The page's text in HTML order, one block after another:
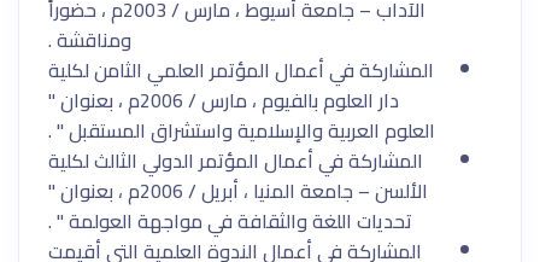
الآداب – جامعة أسيوط ، مارس / 2003م ، حضوراً
ومناقشة .
المشاركة في أعمال المؤتمر العلمي الثامن لكلية
دار العلوم بالفيوم ، مارس / 2006م ، بعنوان "
العلوم العربية والإسلامية واستشراق المستقبل " .
المشاركة في أعمال المؤتمر الدولي الثالث لكلية
الألسن – جامعة المنيا ، أبريل / 2006م ، بعنوان "
تحديات اللغة والثقافة في مواجهة العولمة " .
المشاركة في أعمال الندوة العلمية التي أقيمت